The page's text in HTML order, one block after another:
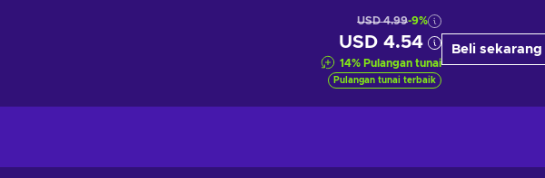
USD 4.99-9%
USD 4.54
14% Pulangan tunai
Pulangan tunai terbaik
Beli sekarang